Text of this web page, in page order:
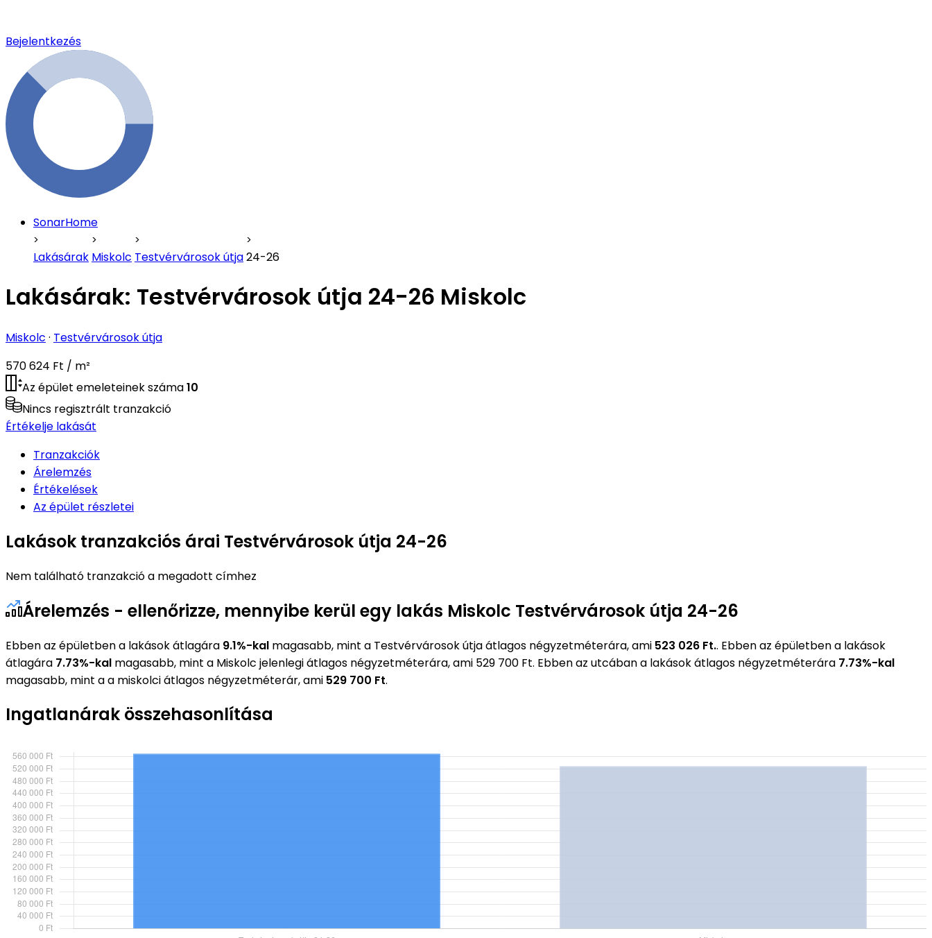
Bejelentkezés
SonarHome
Lakásárak Miskolc Testvérvárosok útja24-26
Lakásárak: Testvérvárosok útja 24-26 Miskolc
Miskolc · Testvérvárosok útja
570 624 Ft / m²
Az épület emeleteinek száma10
Nincs regisztrált tranzakció
Értékelje lakását
Tranzakciók
Árelemzés
Értékelések
Az épület részletei
Lakások tranzakciós árai Testvérvárosok útja 24-26
Nem található tranzakció a megadott címhez
Árelemzés - ellenőrizze, mennyibe kerül egy lakás Miskolc Testvérvárosok útja 24-26
Ebben az épületben a lakások átlagára 9.1%-kal magasabb, mint a Testvérvárosok útja átlagos négyzetméterára, ami 523 026 Ft.. Ebben az épületben a lakások
átlagára 7.73%-kal magasabb, mint a Miskolc jelenlegi átlagos négyzetméterára, ami 529 700 Ft. Ebben az utcában a lakások átlagos négyzetméterára 7.73%-kal
magasabb, mint a a miskolci átlagos négyzetméterár, ami 529 700 Ft.
Ingatlanárak összehasonlítása